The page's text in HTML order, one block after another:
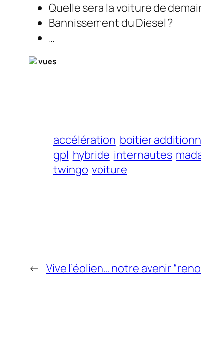
Quelle sera la voiture de
Bannissement du Diesel ?
…
vues
accélération boitier
gpl hybride internautes
twingo voiture
← Vive l’éolien… notre avenir